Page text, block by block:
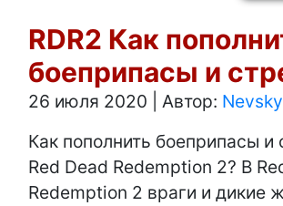
RDR2 Как
боеприпасы и
26 июля 2020 Автор: Nevsky
Как пополнить боеприпасы и
Red Dead Redemption 2? В
Redemption 2 враги и дикие